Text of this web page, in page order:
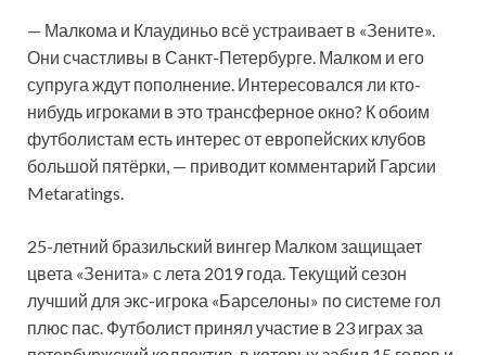
— Малкома и Клаудиньо всё устраивает в «Зените».
Они счастливы в Санкт-Петербурге. Малком и его
супруга ждут пополнение. Интересовался ли кто-
нибудь игроками в это трансферное окно? К обоим
футболистам есть интерес от европейских клубов
большой пятёрки, — приводит комментарий Гарсии
Metaratings.
25-летний бразильский вингер Малком защищает
цвета «Зенита» с лета 2019 года. Текущий сезон
лучший для экс-игрока «Барселоны» по системе гол
плюс пас. Футболист принял участие в 23 играх за